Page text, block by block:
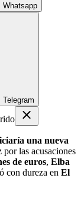
Whatsapp
Telegram
una nueva
por las acusaciones
de euros, Elba
con dureza en El